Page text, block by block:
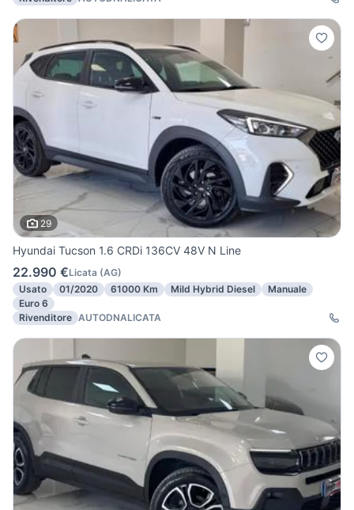
29
Hyundai Tucson 1.6 CRDi 136CV 48V N Line
22.990 €Licata (AG)
Usato
01/2020 61000 Km Mild Hybrid Diesel
Manuale
Euro 6
Rivenditore AUTODNALICATA